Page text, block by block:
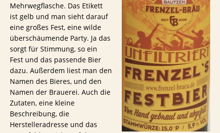
Mehrwegflasche. Das Etikett
ist gelb und man sieht darauf
eine großes Fest, eine wilde
überschäumende Party. Ja das
sorgt für Stimmung, so ein
Fest und das passende Bier
dazu. Außerdem liest man den
Namen des Bieres, und den
Namen der Brauerei. Auch die
Zutaten, eine kleine
Beschreibung, die
Herstelleradresse und das